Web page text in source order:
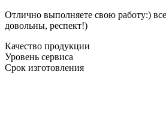
Отлично выполняете свою работу:)
довольны, респект!)
Качество продукции
Уровень сервиса
Срок изготовления